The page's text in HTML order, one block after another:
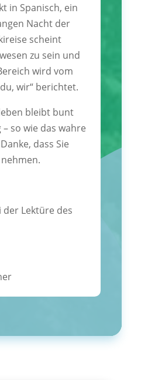
in Spanisch, ein
Nacht der
scheint
zu sein und
wird vom
wir“ berichtet.
bleibt bunt
so wie das wahre
dass Sie
der Lektüre des